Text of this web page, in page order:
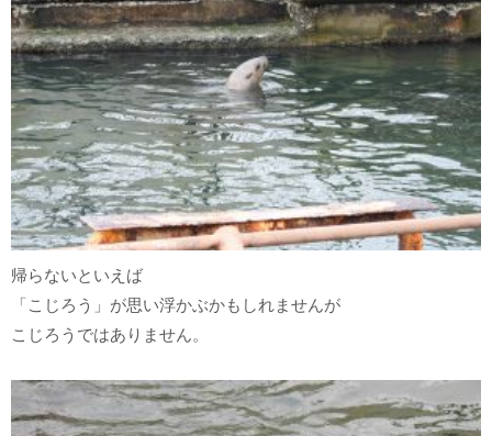
帰らないといえば
「こじろう」が思い浮かぶかもしれませんが
こじろうではありません。